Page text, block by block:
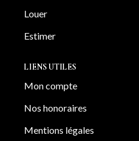
Louer
Estimer
LIENS UTILES
Mon compte
Nos honoraires
Mentions légales